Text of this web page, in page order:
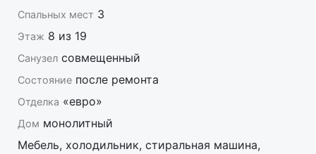
Спальных мест 3
Этаж 8 из 19
Санузел совмещенный
Состояние после ремонта
Отделка «евро»
Дом монолитный
Мебель, холодильник, стиральная машина,